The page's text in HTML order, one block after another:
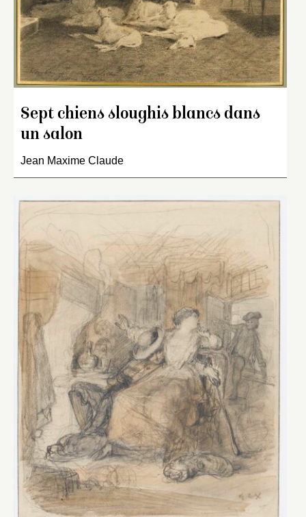
Sept chiens sloughis blancs dans
un salon
Jean Maxime Claude